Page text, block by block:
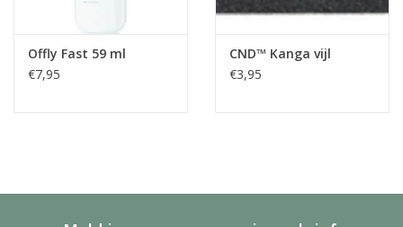
Offly Fast 59 ml
€7,95
CND™ Kanga vijl
€3,95